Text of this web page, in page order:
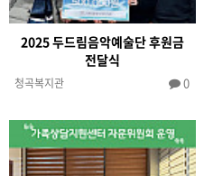
2025 두드림음악예술단 후원금
전달식
청곡복지관 0